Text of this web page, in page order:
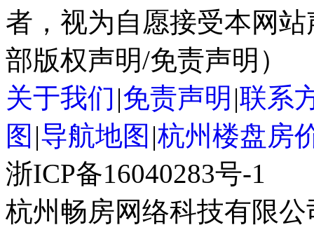
者，视为自愿接受本网
部版权声明/免责声明）
关于我们 |免责声明 |联系
图 |导航地图 |杭州楼盘房
浙ICP备16040283号-1
杭州畅房网络科技有限公